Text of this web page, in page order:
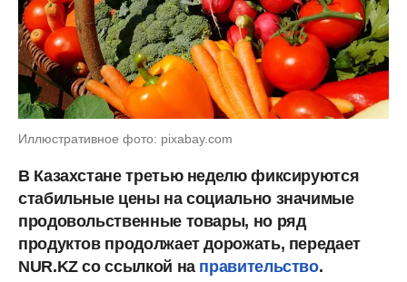
Иллюстративное фото: pixabay.com
В Казахстане третью неделю фиксируются
стабильные цены на социально значимые
продовольственные товары, но ряд
продуктов продолжает дорожать, передает
NUR.KZ со ссылкой на правительство.